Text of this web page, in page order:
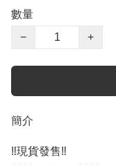
數量
−
+
簡介
‼️現貨發售‼️